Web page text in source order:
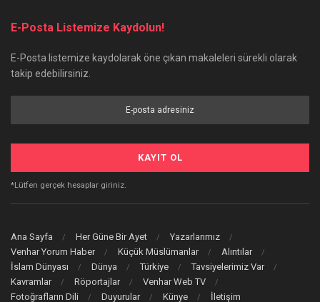
E-Posta Listemize Kaydolun!
E-Posta listemize kaydolarak öne çıkan makaleleri sürekli olarak
takip edebilirsiniz.
*Lütfen gerçek hesaplar giriniz.
Ana Sayfa Her Güne Bir Ayet
Yazarlarımız
Venhar Yorum Haber
Küçük Müslümanlar
Alıntılar
İslam Dünyası
Dünya Türkiye
Tavsiyelerimiz Var
Kavramlar
Röportajlar
Venhar Web TV
Fotoğrafların Dili
Duyurular Künye İletişim